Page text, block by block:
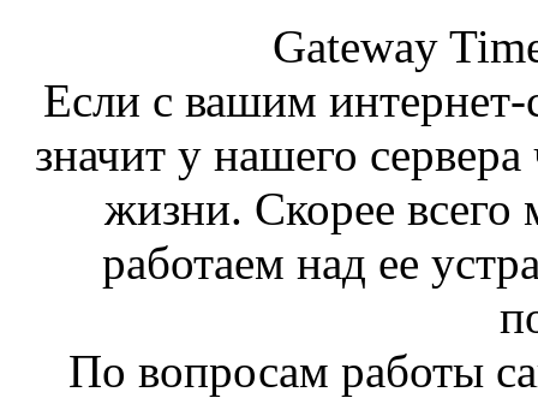
Gateway
Если с вашим интернет-
значит у нашего
жизни. Скорее
работаем над ее
По вопросам работы